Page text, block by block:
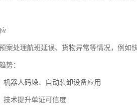
案处理航班延误、货物异常等情况，例如
势：
机器人码垛、自动装卸设备应用
技术提升单证可信度